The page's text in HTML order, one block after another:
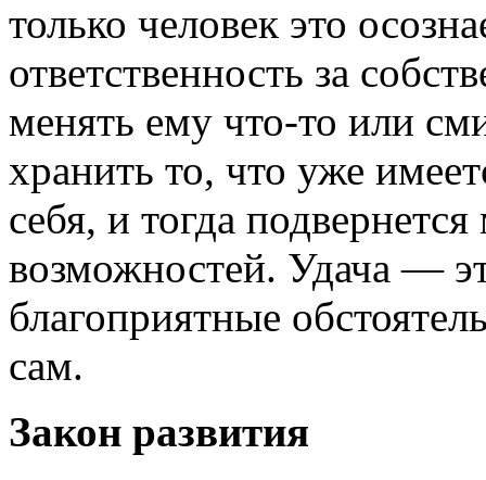
только человек это
ответственность за
менять ему что-то или
хранить то, что уже
себя, и тогда
возможностей. Удача —
благоприятные
сам.
Закон развития